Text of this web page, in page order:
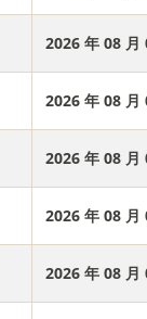
2026 年 08 月
2026 年 08 月
2026 年 08 月
2026 年 08 月
2026 年 08 月